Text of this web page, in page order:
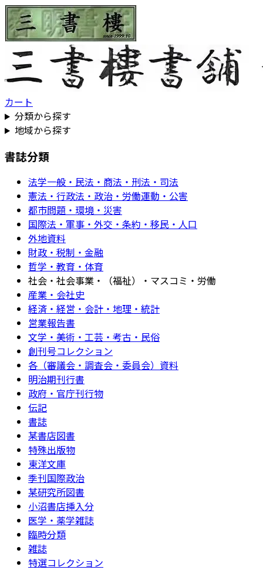
カート
分類から探す
地域から探す
書誌分類
法学一般・民法・商法・刑法・司法
憲法・行政法・政治・労働運動・公害
都市問題・環境・災害
国際法・軍事・外交・条約・移民・人口
外地資料
財政・税制・金融
哲学・教育・体育
社会・社会事業・（福祉）・マスコミ・労働
産業・会社史
経済・経営・会計・地理・統計
営業報告書
文学・美術・工芸・考古・民俗
創刊号コレクション
各（審議会・調査会・委員会）資料
明治期刊行書
政府・官庁刊行物
伝記
書誌
某書店図書
特殊出版物
東洋文庫
季刊国際政治
某研究所図書
小沼書店挿入分
医学・薬学雑誌
臨時分類
雑誌
特選コレクション